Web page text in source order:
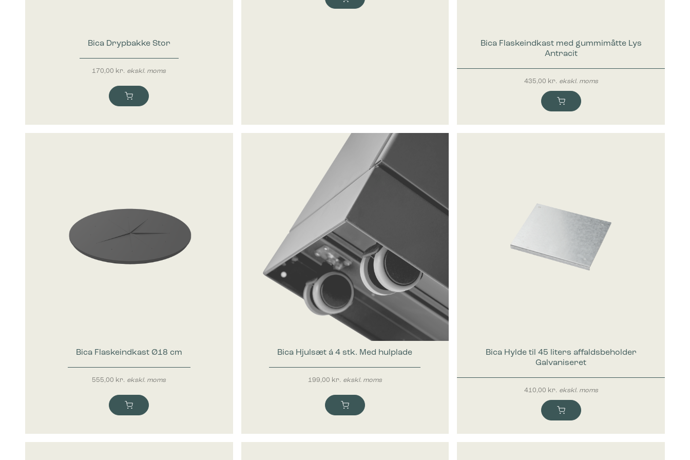
annoncer, der er relevante og engagerende for den enkelte bruger, og dermed mere
Bica Drypbakke Stor
170,00 kr. ekskl. moms
Bica Flaskeindkast med gummimåtte Lys
Antracit
435,00 kr. ekskl. moms
Bica Flaskeindkast Ø18 cm
555,00 kr. ekskl. moms
Bica Hjulsæt á 4 stk. Med hulplade
199,00 kr. ekskl. moms
Bica Hylde til 45 liters affaldsbeholder
Galvaniseret
410,00 kr. ekskl. moms